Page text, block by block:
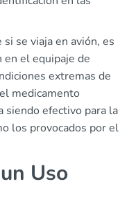
se viaja en avión, es
el equipaje de
extremas de
medicamento
siendo efectivo para la
los provocados por el
Uso